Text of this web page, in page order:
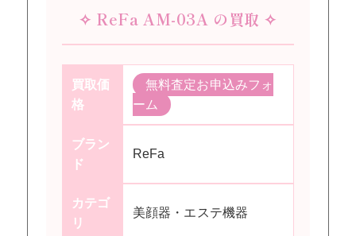
✧ ReFa AM-03A の買取 ✧
買取価
格
無料査定お申込みフォ
ーム
ブラン
ド
ReFa
カテゴ
リ
美顔器・エステ機器